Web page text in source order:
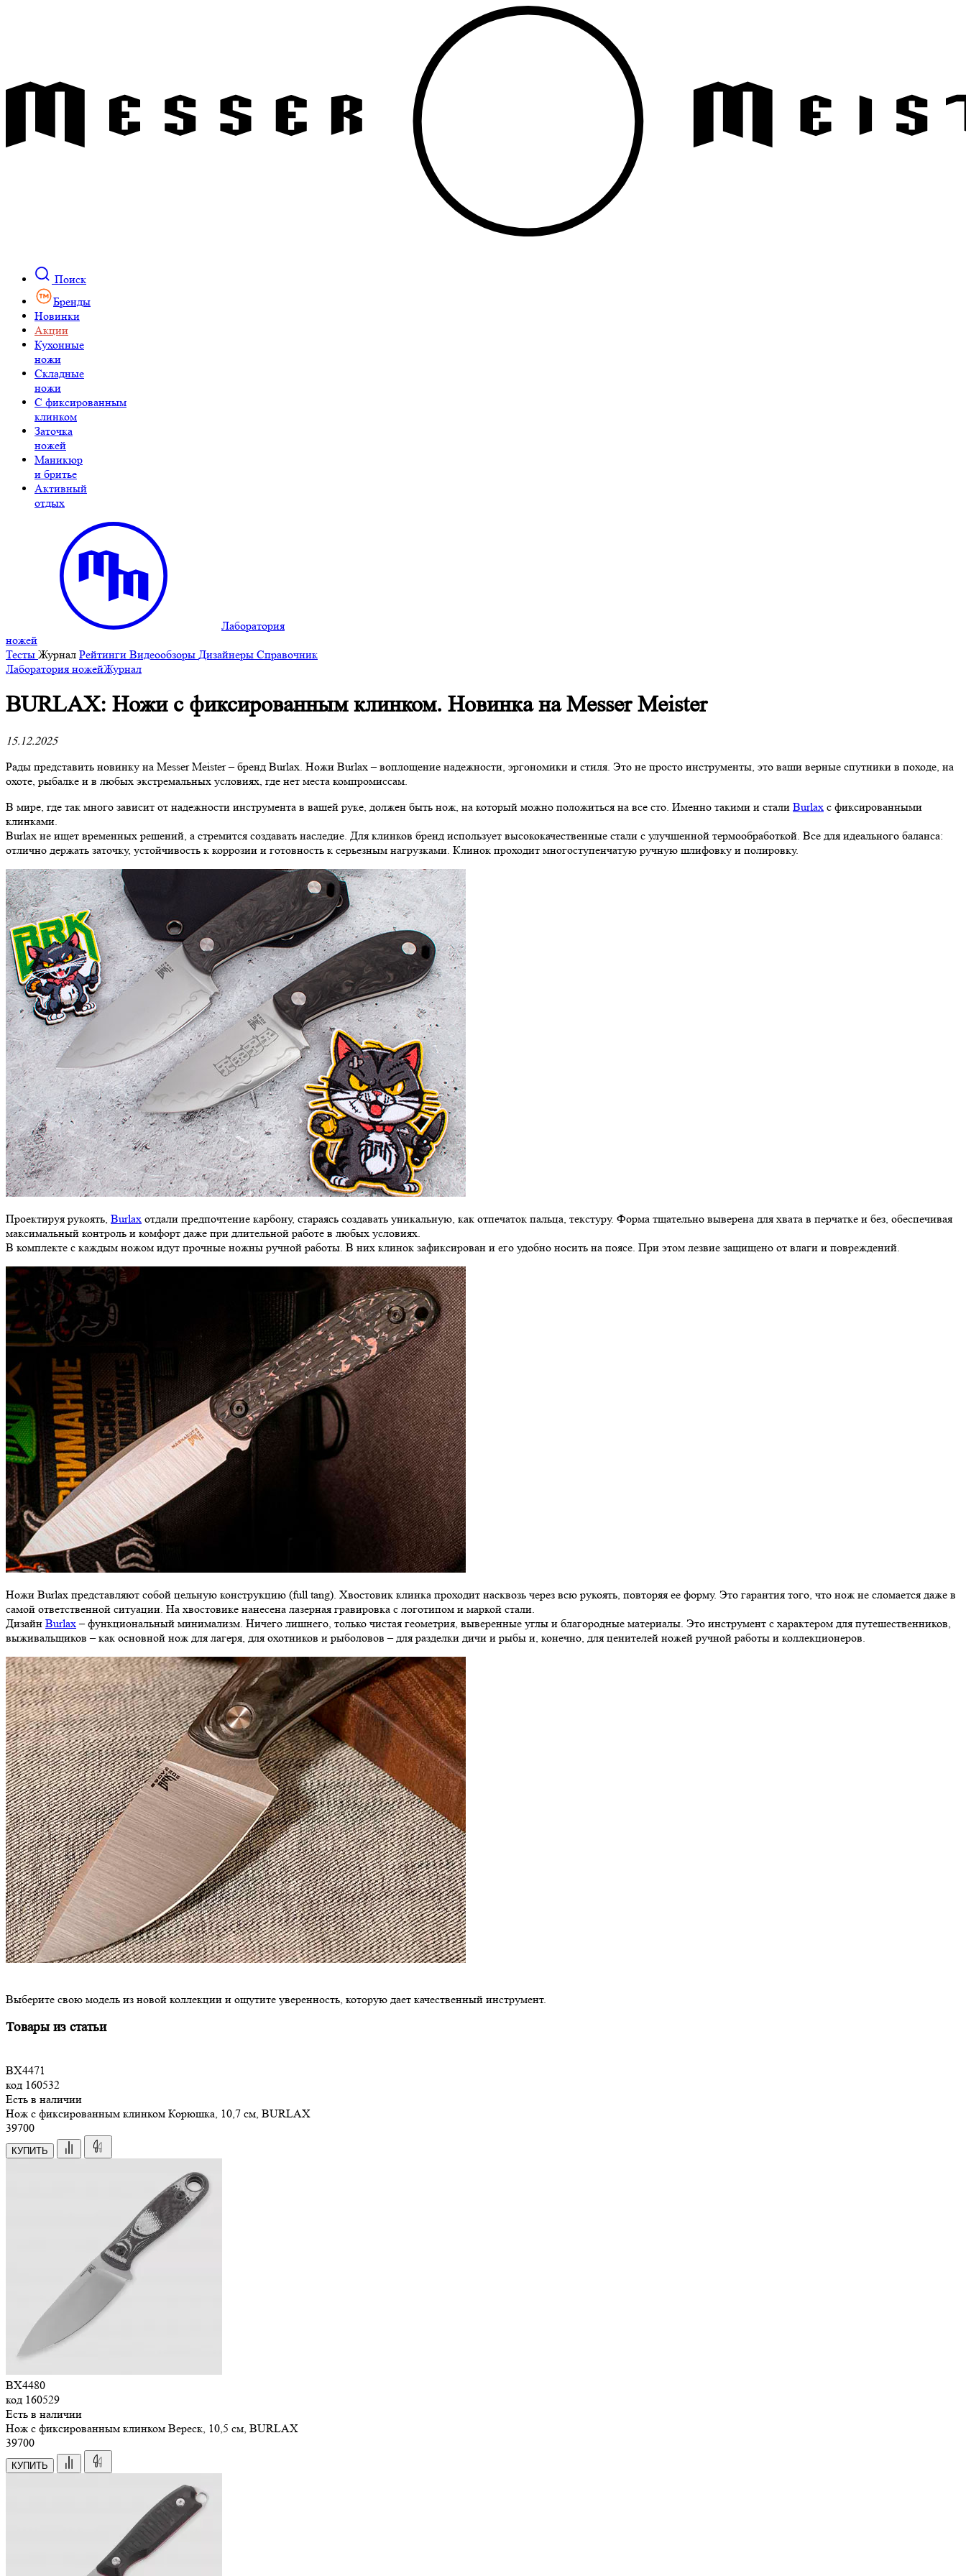
Поиск
Бренды
Новинки
Акции
Кухонные
ножи
Складные
ножи
C фиксированным
клинком
Заточка
ножей
Маникюр
и бритье
Активный
отдых
Лаборатория
ножей
Тесты Журнал Рейтинги Видеообзоры Дизайнеры Справочник
Лаборатория ножейЖурнал
BURLAX: Ножи с фиксированным клинком. Новинка на Messer Meister
15.12.2025
Рады представить новинку на Messer Meister – бренд Burlax. Ножи Burlax – воплощение надежности, эргономики и стиля. Это не просто инструменты, это ваши верные спутники в походе, на
охоте, рыбалке и в любых экстремальных условиях, где нет места компромиссам.
В мире, где так много зависит от надежности инструмента в вашей руке, должен быть нож, на который можно положиться на все сто. Именно такими и стали Burlax с фиксированными
клинками.
Burlax не ищет временных решений, а стремится создавать наследие. Для клинков бренд использует высококачественные стали с улучшенной термообработкой. Все для идеального баланса:
отлично держать заточку, устойчивость к коррозии и готовность к серьезным нагрузками. Клинок проходит многоступенчатую ручную шлифовку и полировку.
Проектируя рукоять, Burlax отдали предпочтение карбону, стараясь создавать уникальную, как отпечаток пальца, текстуру. Форма тщательно выверена для хвата в перчатке и без, обеспечивая
максимальный контроль и комфорт даже при длительной работе в любых условиях.
В комплекте с каждым ножом идут прочные ножны ручной работы. В них клинок зафиксирован и его удобно носить на поясе. При этом лезвие защищено от влаги и повреждений.
Ножи Burlax представляют собой цельную конструкцию (full tang). Хвостовик клинка проходит насквозь через всю рукоять, повторяя ее форму. Это гарантия того, что нож не сломается даже в
самой ответственной ситуации. На хвостовике нанесена лазерная гравировка с логотипом и маркой стали.
Дизайн Burlax – функциональный минимализм. Ничего лишнего, только чистая геометрия, выверенные углы и благородные материалы. Это инструмент с характером для путешественников,
выживальщиков – как основной нож для лагеря, для охотников и рыболовов – для разделки дичи и рыбы и, конечно, для ценителей ножей ручной работы и коллекционеров.
Выберите свою модель из новой коллекции и ощутите уверенность, которую дает качественный инструмент.
Товары из статьи
BX4471
код 160532
Есть в наличии
Нож с фиксированным клинком Корюшка, 10,7 см, BURLAX
39700
КУПИТЬ
BX4480
код 160529
Есть в наличии
Нож с фиксированным клинком Вереск, 10,5 см, BURLAX
39700
КУПИТЬ